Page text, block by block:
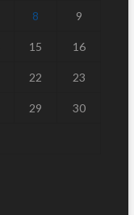
8 9
15 16
22 23
29 30